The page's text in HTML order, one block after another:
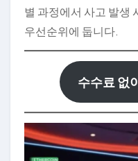
별 과정에서 사고 발생
우선순위에 둡니다.
수수료 없